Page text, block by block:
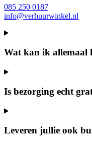
085 250 0187
info@verhuurwinkel.nl
Wat kan ik allemaal
Is bezorging echt
Leveren jullie ook